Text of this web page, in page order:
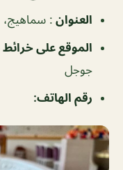
العنوان : سماهيج،
الموقع على
جوجل
رقم الهاتف: